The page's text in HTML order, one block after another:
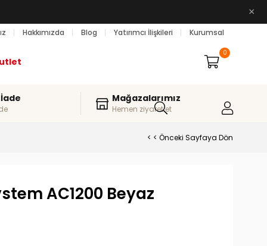
×
Hakkımızda Blog Yatırımcı İlişkileri Kurumsal
0
Mağazalarımız
Hemen ziyaret et
< < Önceki Sayfaya Dön
AC1200 Beyaz